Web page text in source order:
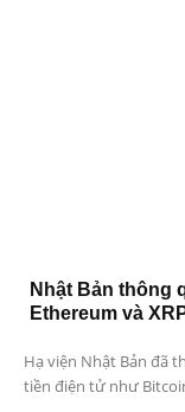
Nhật Bản thông
Ethereum và
Hạ viện Nhật Bản đã
tiền điện tử như